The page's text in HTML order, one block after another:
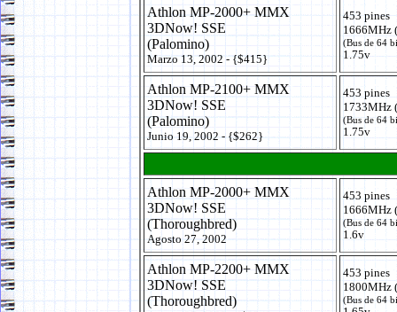
Athlon MP-2000+ MMX
3DNow! SSE
(Palomino)
Marzo 13, 2002 - {$415}
453 pines
1666MHz
(Bus de 64
1.75v
Athlon MP-2100+ MMX
3DNow! SSE
(Palomino)
Junio 19, 2002 - {$262}
453 pines
1733MHz
(Bus de 64
1.75v
Athlon MP-2000+ MMX
3DNow! SSE
(Thoroughbred)
Agosto 27, 2002
453 pines
1666MHz
(Bus de 64
1.6v
Athlon MP-2200+ MMX
3DNow! SSE
(Thoroughbred)
453 pines
1800MHz
(Bus de 64